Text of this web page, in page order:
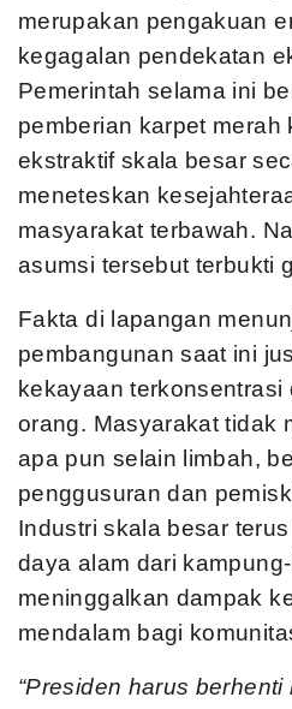
merupakan pengakuan
kegagalan pendekatan
Pemerintah selama ini
pemberian karpet merah
ekstraktif skala besar
meneteskan
masyarakat terbawah.
asumsi tersebut terbukti
Fakta di lapangan
pembangunan saat ini
kekayaan terkonsentrasi
orang. Masyarakat tidak
apa pun selain limbah,
penggusuran dan
Industri skala besar
daya alam dari
meninggalkan dampak
mendalam bagi
“Presiden harus